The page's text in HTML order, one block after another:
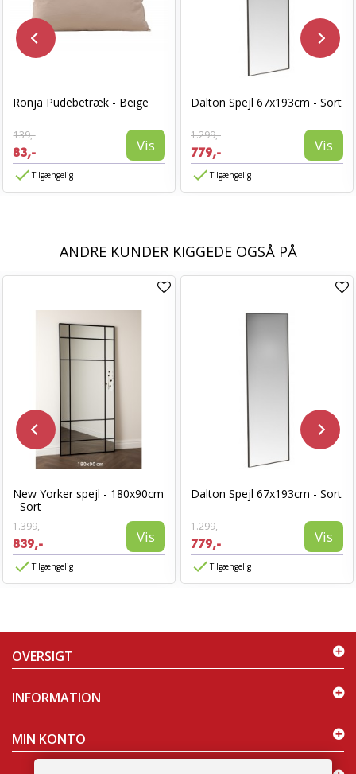
Ronja Pudebetræk - Beige
139,-
83,- Vis
Tilgængelig
Dalton Spejl 67x193cm - Sort
1.299,-
779,- Vis
Tilgængelig
ANDRE KUNDER KIGGEDE OGSÅ PÅ
New Yorker spejl - 180x90cm
- Sort
1.399,-
839,- Vis
Tilgængelig
Dalton Spejl 67x193cm - Sort
1.299,-
779,- Vis
Tilgængelig
OVERSIGT
INFORMATION
MIN KONTO